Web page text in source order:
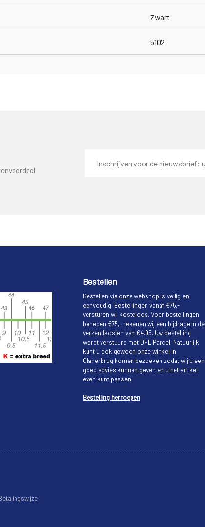
Zwart
5102
mailadres
Bestellen
Bestellen via onze webshop is veilig en
eenvoudig. Bestellingen vanaf €75,-
versturen wij kosteloos. Voor bestellingen
beneden €75,- rekenen wij een bijdrage in de
verzendkosten van €4.95. Uw bestelling
wordt verstuurd met DHL Parcel. Natuurlijk
kunt u ook gewoon onze winkel in
Glanerbrug komen bezoeken zodat wij u een
goed advies kunnen geven en u het artikel
even kunt passen.
Bestelling herroepen